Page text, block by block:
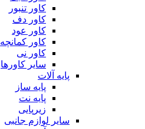
کاور تنبور
کاور دف
کاور عود
کاور کمانچه
کاور نی
سایر کاورها
پایه آلات
پایه ساز
پایه نت
زیرپایی
سایر لوازم جانبی